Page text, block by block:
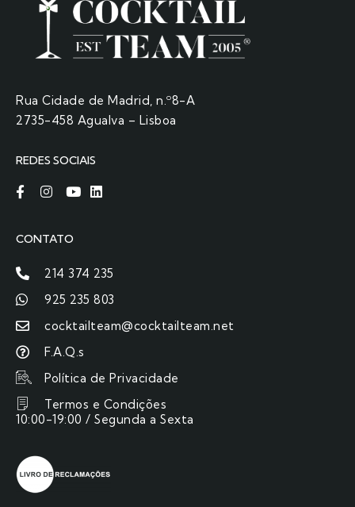
Rua Cidade de Madrid, n.º8-A
2735-458 Agualva – Lisboa
REDES SOCIAIS
CONTATO
214 374 235
925 235 803
cocktailteam@cocktailteam.net
F.A.Q.s
Política de Privacidade
Termos e Condições
10:00-19:00 / Segunda a Sexta